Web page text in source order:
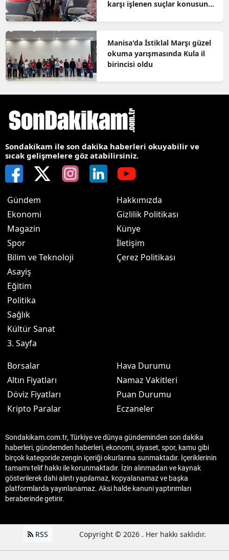
karşı işlenen suçlar konusunda
Manisa'da İstiklal Marşı güzel
okuma yarışmasında Kula il
birincisi oldu
Sondakikam ile son dakika haberleri okuyabilir ve
sıcak gelişmelere göz atabilirsiniz.
Gündem
Ekonomi
Magazin
Spor
Bilim ve Teknoloji
Asayiş
Eğitim
Politika
Sağlık
Kültür Sanat
3. Sayfa
Hakkımızda
Gizlilik Politikası
Künye
İletişim
Çerez Politikası
Borsalar
Altın Fiyatları
Döviz Fiyatları
Kripto Paralar
Hava Durumu
Namaz Vakitleri
Puan Durumu
Eczaneler
Sondakikam.com.tr, Türkiye ve dünya gündeminden son dakika
haberleri, gündemden haberleri, ekonomi, siyaset, spor, kamu gibi
birçok kategoride zengin içeriği okurlarına sunmaktadır. İçeriklerinin
tamamı telif hakkı ile korunmaktadır. İzin alınmadan ve kaynak
gösterilerek dahi alıntı yapılamaz, kopyalanamaz ve başka
platformlarda yayınlanamaz. Aksi halde kanuni yaptırımları
beraberinde getirir.
RSS Copyright © 2026 . Her hakkı saklıdır.